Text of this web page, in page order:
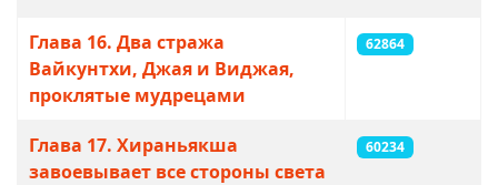
Глава 16. Два стража
Вайкунтхи, Джая и Виджая,
проклятые мудрецами
62864
Глава 17. Хираньякша
завоевывает все стороны света
60234